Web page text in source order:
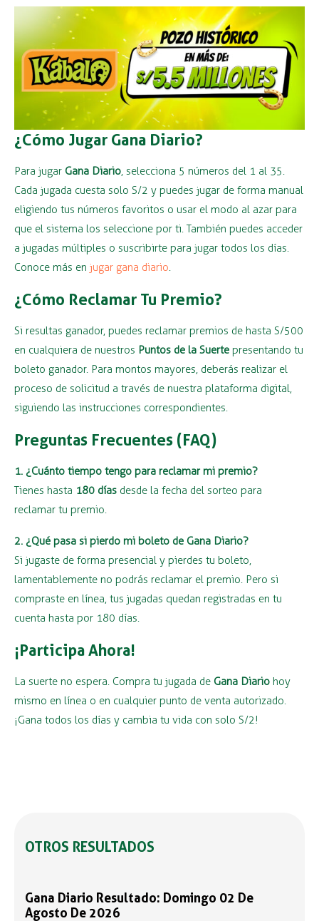
¿Cómo Jugar Gana Diario?
Para jugar Gana Diario, selecciona 5 números del 1 al 35.
Cada jugada cuesta solo S/2 y puedes jugar de forma manual
eligiendo tus números favoritos o usar el modo al azar para
que el sistema los seleccione por ti. También puedes acceder
a jugadas múltiples o suscribirte para jugar todos los días.
Conoce más en jugar gana diario.
¿Cómo Reclamar Tu Premio?
Si resultas ganador, puedes reclamar premios de hasta S/500
en cualquiera de nuestros Puntos de la Suerte presentando tu
boleto ganador. Para montos mayores, deberás realizar el
proceso de solicitud a través de nuestra plataforma digital,
siguiendo las instrucciones correspondientes.
Preguntas Frecuentes (FAQ)
1. ¿Cuánto tiempo tengo para reclamar mi premio?
Tienes hasta 180 días desde la fecha del sorteo para
reclamar tu premio.
2. ¿Qué pasa si pierdo mi boleto de Gana Diario?
Si jugaste de forma presencial y pierdes tu boleto,
lamentablemente no podrás reclamar el premio. Pero si
compraste en línea, tus jugadas quedan registradas en tu
cuenta hasta por 180 días.
¡Participa Ahora!
La suerte no espera. Compra tu jugada de Gana Diario hoy
mismo en línea o en cualquier punto de venta autorizado.
¡Gana todos los días y cambia tu vida con solo S/2!
OTROS RESULTADOS
Gana Diario Resultado: Domingo 02 De
Agosto De 2026